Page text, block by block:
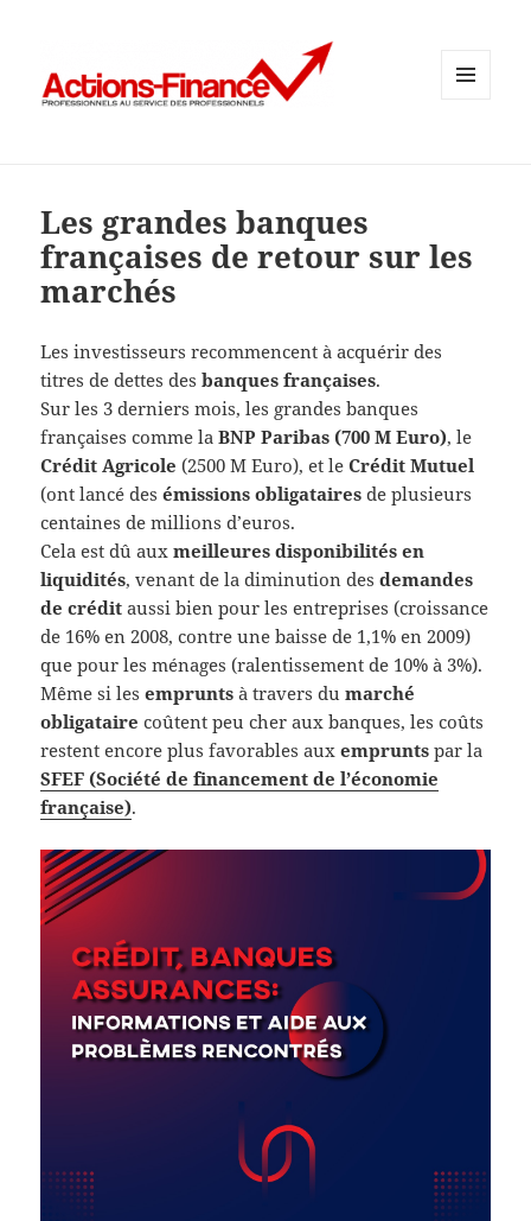
Les grandes banques
françaises de retour sur les
marchés
Les investisseurs recommencent à acquérir des
titres de dettes desbanques françaises.
Sur les 3 derniers mois, les grandes banques
françaises comme laBNP Paribas (700 M Euro), le
Crédit Agricole (2500 M Euro), et leCrédit Mutuel
(ont lancé desémissions obligataires de plusieurs
centaines de millions d’euros.
Cela est dû auxmeilleures disponibilités en
liquidités, venant de la diminution desdemandes
de crédit aussi bien pour les entreprises (croissance
de 16% en 2008, contre une baisse de 1,1% en 2009)
que pour les ménages (ralentissement de 10% à 3%).
Même si lesemprunts à travers dumarché
obligataire coûtent peu cher aux banques, les coûts
restent encore plus favorables auxemprunts par la
SFEF (Société de financement de l’économie
française).